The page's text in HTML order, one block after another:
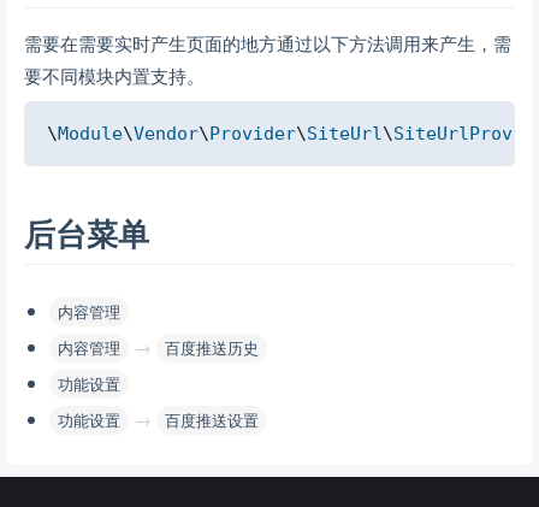
需要在需要实时产生页面的地方通过以下方法调用来产生，需
要不同模块内置支持。
\Module\Vendor\Provider\SiteUrl\ Copy
后台菜单
内容管理
内容管理
→
百度推送历史
功能设置
功能设置
→ 百度推送设置